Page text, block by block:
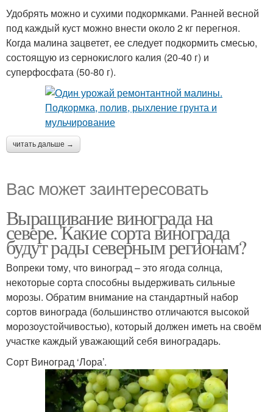
Удобрять можно и сухими подкормками. Ранней весной
под каждый куст можно внести около 2 кг перегноя.
Когда малина зацветет, ее следует подкормить смесью,
состоящую из сернокислого калия (20-40 г) и
суперфосфата (50-80 г).
читать дальше →
Вас может заинтересовать
Выращивание винограда на
севере. Какие сорта винограда
будут рады северным регионам?
Вопреки тому, что виноград – это ягода солнца,
некоторые сорта способны выдерживать сильные
морозы. Обратим внимание на стандартный набор
сортов винограда (большинство отличаются высокой
морозоустойчивостью), который должен иметь на своём
участке каждый уважающий себя виноградарь.
Сорт Виноград ‘Лора’.